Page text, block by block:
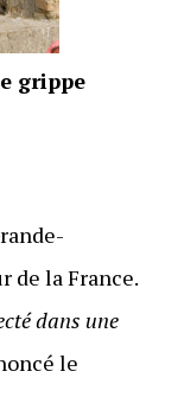
grippe
de la France.
dans une
le